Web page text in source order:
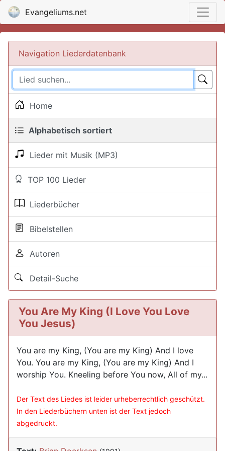
Evangeliums.net
Navigation Liederdatenbank
Home
Alphabetisch sortiert
Lieder mit Musik (MP3)
TOP 100 Lieder
Liederbücher
Bibelstellen
Autoren
Detail-Suche
You Are My King (I Love You Love
You Jesus)
You are my King, (You are my King) And I love
You. You are my King, (You are my King) And I
worship You. Kneeling before You now, All of my...
Der Text des Liedes ist leider urheberrechtlich geschützt.
In den Liederbüchern unten ist der Text jedoch
abgedruckt.